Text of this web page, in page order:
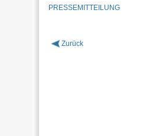
PRESSEMITTEILUNG
Zurück